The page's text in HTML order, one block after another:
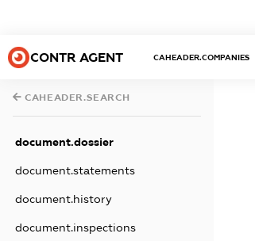
CONTR AGENT CAHEADER.COMPANIES
CAHEADER.SEARCH
document.dossier
document.statements
document.history
document.inspections